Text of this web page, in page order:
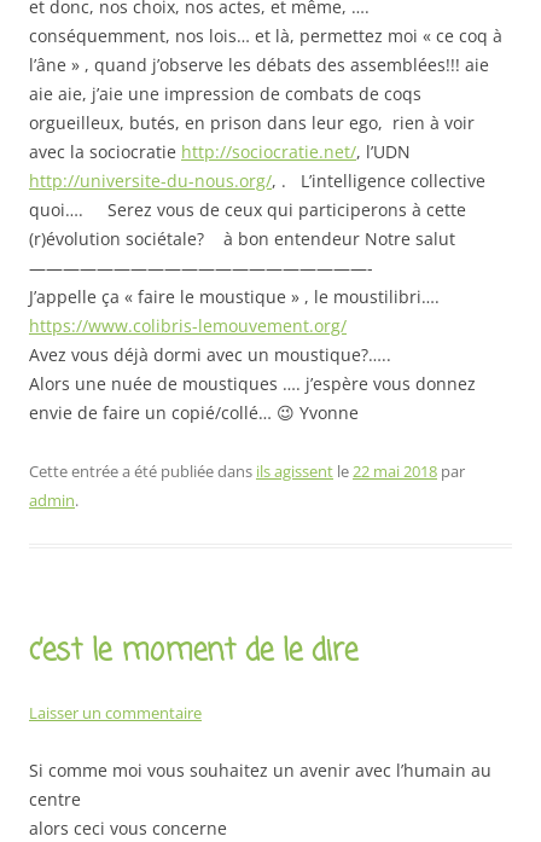
et donc, nos choix, nos actes, et même, ….
conséquemment, nos lois… et là, permettez moi « ce coq à
l’âne » , quand j’observe les débats des assemblées!!! aie
aie aie, j’aie une impression de combats de coqs
orgueilleux, butés, en prison dans leur ego, rien à voir
avec la sociocratie http://sociocratie.net/, l’UDN
http://universite-du-nous.org/, . L’intelligence collective
quoi…. Serez vous de ceux qui participerons à cette
(r)évolution sociétale? à bon entendeur Notre salut
————————————————————-
J’appelle ça « faire le moustique » , le moustilibri….
https://www.colibris-lemouvement.org/
Avez vous déjà dormi avec un moustique?…..
Alors une nuée de moustiques …. j’espère vous donnez
envie de faire un copié/collé… 😉 Yvonne
Cette entrée a été publiée dans ils agissent le22 mai 2018 par
admin.
c’est le moment de le dire
Laisser un commentaire
Si comme moi vous souhaitez un avenir avec l’humain au
centre
alors ceci vous concerne